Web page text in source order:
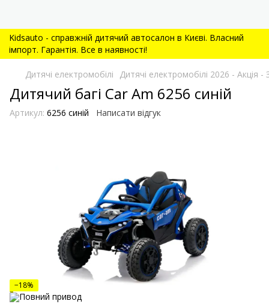
Kidsauto - справжній дитячий автосалон в Києві. Власний
імпорт. Гарантія. Все в наявності!
Дитячі електромобілі Дитячі електромобілі 2026 -
Дитячий багі Car Am 6256 синій
Артикул: 6256 синій Написати відгук
−18%